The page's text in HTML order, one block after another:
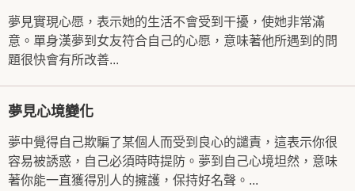
夢見實現心愿，表示她的生活不會受到干擾，使她非常滿
意。單身漢夢到女友符合自己的心愿，意味著他所遇到的問
題很快會有所改善...
夢見心境變化
夢中覺得自己欺騙了某個人而受到良心的譴責，這表示你很
容易被誘惑，自己必須時時提防。夢到自己心境坦然，意味
著你能一直獲得別人的擁護，保持好名聲。...